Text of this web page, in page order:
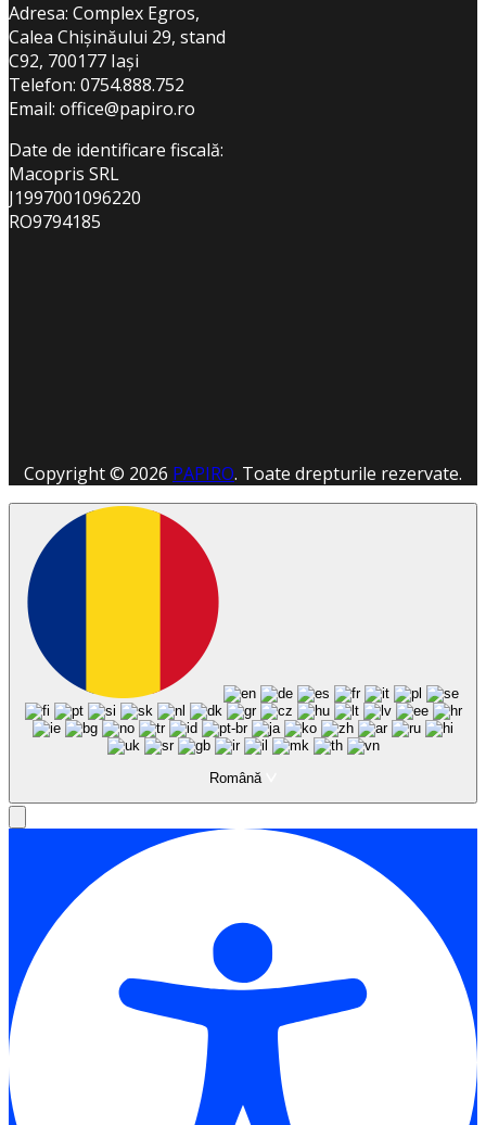
Adresa: Complex Egros,
Calea Chișinăului 29, stand
C92, 700177 Iași
Telefon: 0754.888.752
Email: office@papiro.ro
Date de identificare fiscală:
Macopris SRL
J1997001096220
RO9794185
Copyright © 2026 PAPIRO. Toate drepturile rezervate.
Română